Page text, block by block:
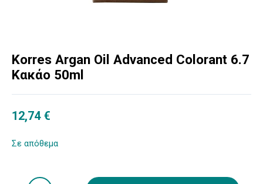
Korres Argan Oil Advanced Colorant 6.7
Κακάο 50ml
12,74 €
Σε απόθεμα